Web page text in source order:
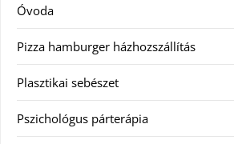
Óvoda
Pizza hamburger házhozszállítás
Plasztikai sebészet
Pszichológus párterápia